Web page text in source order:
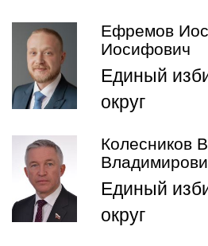
Ефремов
Иосифович
Единый
округ
Колесников
Единый
округ